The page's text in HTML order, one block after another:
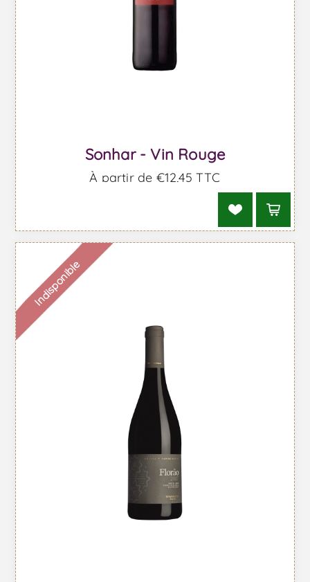
Sonhar - Vin Rouge
À partir de €12,45 TTC
Indisponible